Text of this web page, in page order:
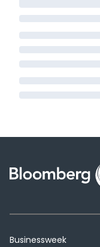
Businessweek